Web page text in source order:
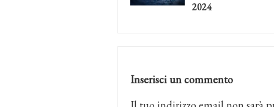
2024
Inserisci un commento